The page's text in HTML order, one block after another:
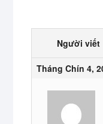
Người viết
Tháng Chín 4,